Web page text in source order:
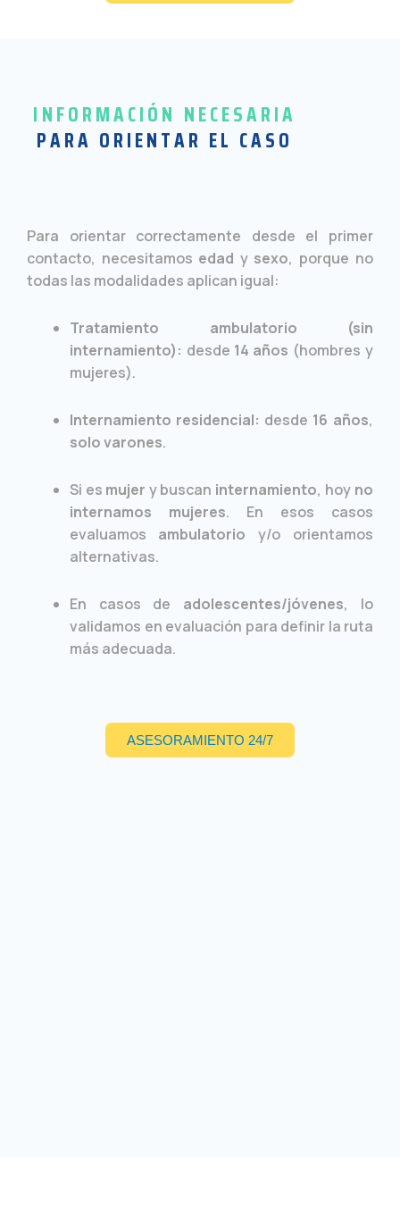
INFORMACIÓN NECESARIA
PARA ORIENTAR EL CASO
Para orientar correctamente desde el primer
contacto, necesitamos edad y sexo, porque no
todas las modalidades aplican igual:
Tratamiento ambulatorio (sin
internamiento): desde 14 años (hombres y
mujeres).
Internamiento residencial: desde 16 años,
solo varones.
Si es mujer y buscan internamiento, hoy no
internamos mujeres. En esos casos
evaluamos ambulatorio y/o orientamos
alternativas.
En casos de adolescentes/jóvenes, lo
validamos en evaluación para definir la ruta
más adecuada.
ASESORAMIENTO 24/7